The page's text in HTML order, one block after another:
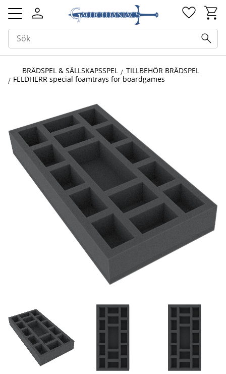
Meny
BRÄDSPEL & SÄLLSKAPSSPEL
TILLBEHÖR BRÄDSPEL
FELDHERR special foamtrays for boardgames